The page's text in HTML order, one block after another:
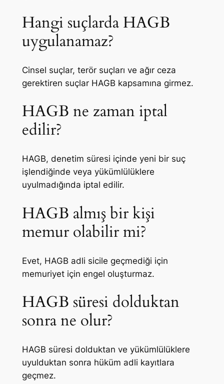
Hangi suçlarda HAGB
uygulanamaz?
Cinsel suçlar, terör suçları ve ağır ceza
gerektiren suçlar HAGB kapsamına girmez.
HAGB ne zaman iptal
edilir?
HAGB, denetim süresi içinde yeni bir suç
işlendiğinde veya yükümlülüklere
uyulmadığında iptal edilir.
HAGB almış bir kişi
memur olabilir mi?
Evet, HAGB adli sicile geçmediği için
memuriyet için engel oluşturmaz.
HAGB süresi dolduktan
sonra ne olur?
HAGB süresi dolduktan ve yükümlülüklere
uyulduktan sonra hüküm adli kayıtlara
geçmez.